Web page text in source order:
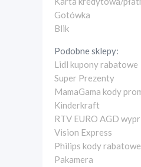
Gotówka
Blik
Podobne sklepy:
Lidl kupony rabatowe
Super Prezenty
MamaGama kody
Kinderkraft
RTV EURO AGD
Vision Express
Philips kody rabatowe
Pakamera